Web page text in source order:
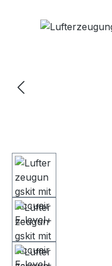
Bildergalerie